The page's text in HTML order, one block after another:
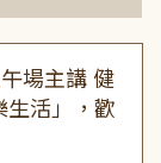
午場主講 健
生活」，歡